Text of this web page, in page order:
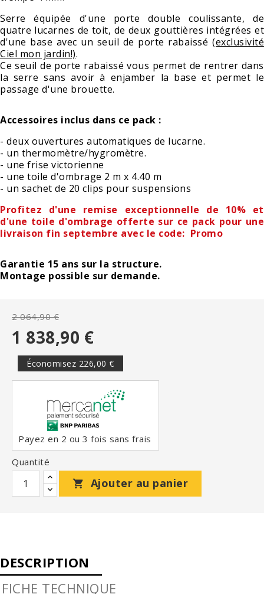
Serre équipée d'une porte double coulissante, de
quatre lucarnes de toit, de deux gouttières intégrées et
d'une base avec un seuil de porte rabaissé (exclusivité
Ciel mon jardin!).
Ce seuil de porte rabaissé vous permet de rentrer dans
la serre sans avoir à enjamber la base et permet le
passage d'une brouette.
Accessoires inclus dans ce pack :
- deux ouvertures automatiques de lucarne.
- un thermomètre/hygromètre.
- une frise victorienne
- une toile d'ombrage 2 m x 4.40 m
- un sachet de 20 clips pour suspensions
Profitez d'une remise exceptionnelle de 10% et
d'une toile d'ombrage offerte sur ce pack pour une
livraison fin septembre avec le code: Promo
Garantie 15 ans sur la structure.
Montage possible sur demande.
2 064,90 €
1 838,90 €
Économisez 226,00 €
Payez en 2 ou 3 fois sans frais
Quantité

Ajouter au panier
DESCRIPTION
FICHE TECHNIQUE